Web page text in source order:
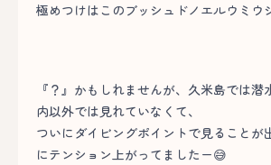
極めつけはこのブッシュドノエルウミウ
『？』かもしれませんが、久米島では
内以外では見れていなくて、
ついにダイビングポイントで見ることが
にテンション上がってましたー😅